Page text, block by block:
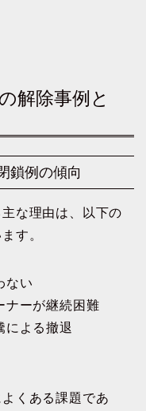
解除事例と
鎖例の傾向
な理由は、以下の
す。
ない
ナーが継続困難
による撤退
くある課題であ